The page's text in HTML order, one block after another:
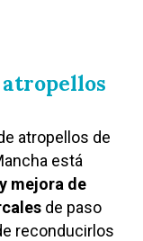
atropellos de
está
mejora de
de paso
reconducirlos